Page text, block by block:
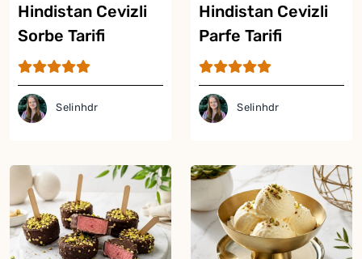
Hindistan Cevizli
Sorbe Tarifi
Selinhdr
Hindistan Cevizli
Parfe Tarifi
Selinhdr